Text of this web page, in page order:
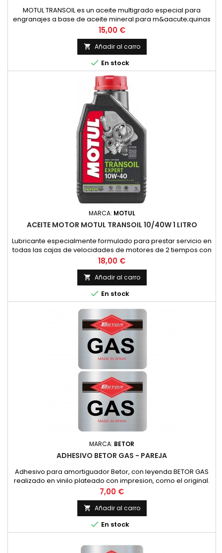
MOTUL TRANSOIL es un aceite multigrado especial para
engranajes a base de aceite mineral para m&aacute;quinas
de dos tiempos con lubricaci&oacute;n separada de los
engranajes. Corresponde a la recomendaci&oacute;n de
YAMAHA para estas transmisiones.ESPECIFICACIONES /
NORMAS:NORMAS: SAE 10W-30VENTAJAS ESPECIALES:- Permite
un cambio de marchas f&aacute;cil...
Precio
15,00 €
 Añadir al carro
 En stock
MARCA: MOTUL
ACEITE MOTOR MOTUL TRANSOIL 10/40W 1 LITRO
Lubricante especialmente formulado para prestar servicio en
todas las cajas de velocidades de motores de 2 tiempos con
embrague sumergido, donde el constructor recomienda un
lubricante de viscosidad SAE 10W40 y API GL4. (HONDA,
YAMAHA, SUZUKI, KAWASAKI, ETC.).Asimismo, es
recomendable su uso en todos los grupos de finales de
ciclomotores y scooters con...
Precio
18,00 €
 Añadir al carro
 En stock
MARCA: BETOR
ADHESIVO BETOR GAS - PAREJA
Adhesivo para amortiguador Betor, con leyenda BETOR GAS
realizado en vinilo plateado con impresion, como el original.
PRECIO POR PAREJA
Precio
7,00 €
 Añadir al carro
 En stock